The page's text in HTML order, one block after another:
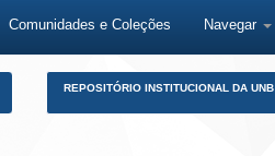
Comunidades e Coleções Navegar
REPOSITÓRIO INSTITUCIONAL DA UNB